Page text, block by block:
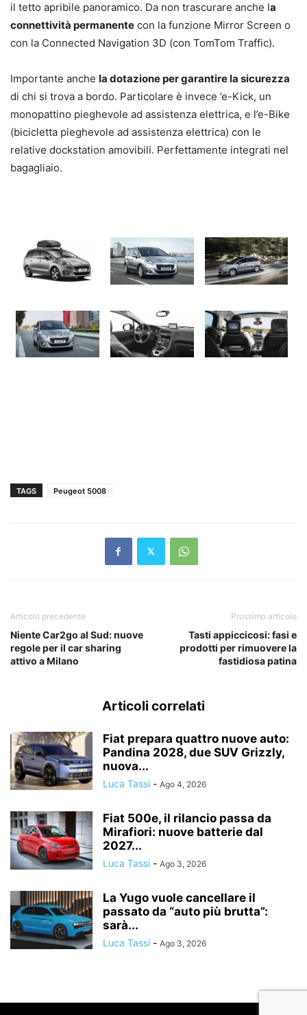
il tetto apribile panoramico. Da non trascurare anche la
connettività permanente con la funzione Mirror Screen o
con la Connected Navigation 3D (con TomTom Traffic).
Importante anche la dotazione per garantire la sicurezza
di chi si trova a bordo. Particolare è invece ’e-Kick, un
monopattino pieghevole ad assistenza elettrica, e l’e-Bike
(bicicletta pieghevole ad assistenza elettrica) con le
relative dockstation amovibili. Perfettamente integrati nel
bagagliaio.
TAGS Peugeot 5008
Articolo precedente
Niente Car2go al Sud: nuove
regole per il car sharing
attivo a Milano
Prossimo articolo
Tasti appiccicosi: fasi e
prodotti per rimuovere la
fastidiosa patina
Articoli correlati
Fiat prepara quattro nuove auto:
Pandina 2028, due SUV Grizzly,
nuova...
Luca Tassi - Ago 4, 2026
Fiat 500e, il rilancio passa da
Mirafiori: nuove batterie dal
2027...
Luca Tassi - Ago 3, 2026
La Yugo vuole cancellare il
passato da “auto più brutta”:
sarà...
Luca Tassi - Ago 3, 2026